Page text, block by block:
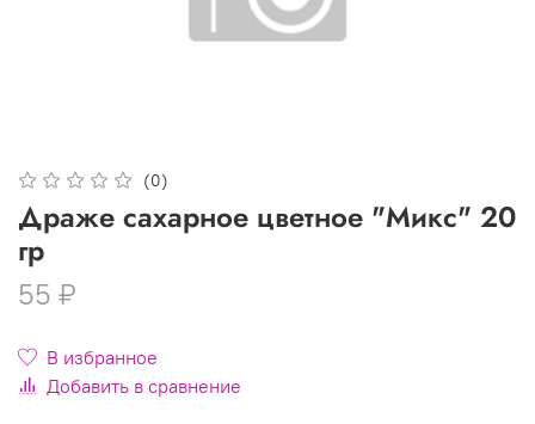
(0)
Драже сахарное цветное "Микс" 20
гр
55 ₽
В избранное
Добавить в сравнение